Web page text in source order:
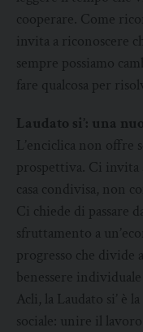
cooperare. Come
invita a riconoscere
sempre possiamo
fare qualcosa per
Laudato si’: una
L’enciclica non offre
prospettiva. Ci invita
casa condivisa, non
Ci chiede di passare
sfruttamento a
progresso che divide
benessere
Acli, la Laudato si’ è
sociale: unire il